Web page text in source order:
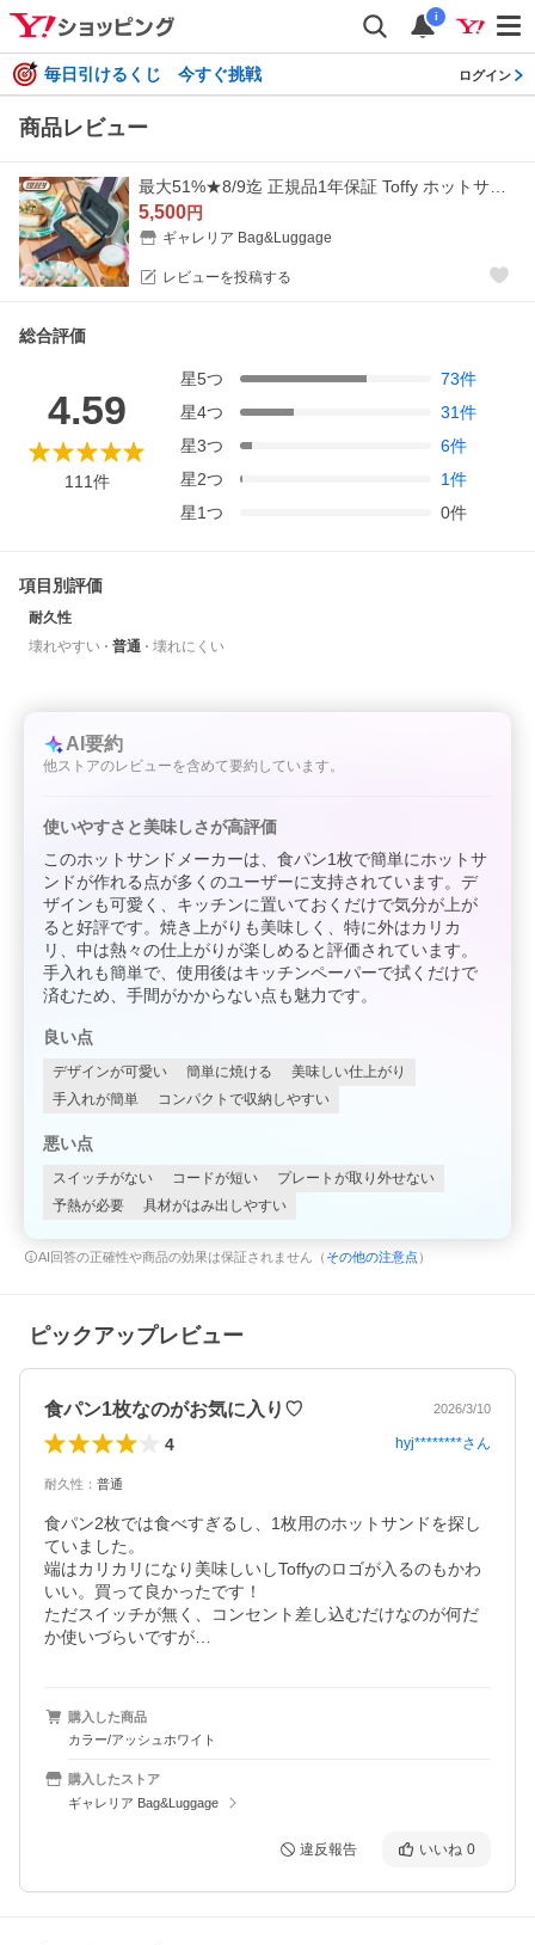
i
毎日引けるくじ 今すぐ挑戦 ログイン
商品レビュー
5,500円
ギャレリア Bag&Luggage
レビューを投稿する
総合評価
4.59
111件
星5つ 73件
星4つ 31件
星3つ 6件
星2つ 1件
星1つ 0件
項目別評価
耐久性
壊れやすい
普通 壊れにくい
AI要約
他ストアのレビューを含めて要約しています。
使いやすさと美味しさが高評価
このホットサンドメーカーは、食パン1枚で簡単にホットサ
ンドが作れる点が多くのユーザーに支持されています。デ
ザインも可愛く、キッチンに置いておくだけで気分が上が
ると好評です。焼き上がりも美味しく、特に外はカリカ
リ、中は熱々の仕上がりが楽しめると評価されています。
手入れも簡単で、使用後はキッチンペーパーで拭くだけで
済むため、手間がかからない点も魅力です。
良い点
デザインが可愛い 簡単に焼ける
美味しい仕上がり
手入れが簡単
コンパクトで収納しやすい
悪い点
スイッチがない コードが短い
プレートが取り外せない
予熱が必要
具材がはみ出しやすい
AI回答の正確性や商品の効果は保証されません（ その他の注意点 ）
ピックアップレビュー
食パン1枚なのがお気に入り♡ 2026/3/10
4 hyj********さん
耐久性 ： 普通
食パン2枚では食べすぎるし、1枚用のホットサンドを探し
ていました。
端はカリカリになり美味しいしToffyのロゴが入るのもかわ
いい。買って良かったです！
ただスイッチが無く、コンセント差し込むだけなのが何だ
か使いづらいですが…
購入した商品
カラー/アッシュホワイト
購入したストア
ギャレリア Bag&Luggage
違反報告 いいね 0